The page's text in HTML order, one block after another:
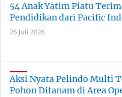
54 Anak Yatim Piatu
Pendidikan dari Pacific
26 Juli 2026
Aksi Nyata Pelindo Multi
Pohon Ditanam di Area